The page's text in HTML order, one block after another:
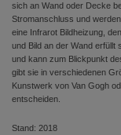
sich an Wand oder Decke
Stromanschluss und
eine Infrarot Bildheizung,
und Bild an der Wand erfüllt
und kann zum Blickpunkt
gibt sie in verschiedenen
Kunstwerk von Van Gogh
entscheiden.
Stand: 2018